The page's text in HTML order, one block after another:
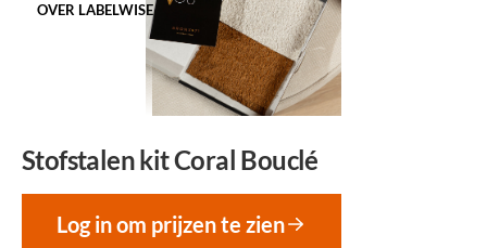
OVER LABELWISE
Stofstalen kit Coral Bouclé
Log in om prijzen te zien